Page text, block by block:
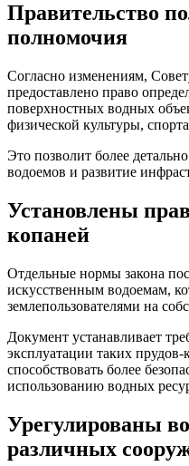
Правительство
полномочия
Согласно изменениям,
предоставлено право
поверхностных водных
физической культуры,
Это позволит более
водоемов и развитие
Установлены
копаней
Отдельные нормы закона
искусственным водоемам,
землепользователями на
Документ устанавливает
эксплуатации таких
способствовать более
использованию водных
Урегулированы
различных